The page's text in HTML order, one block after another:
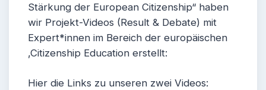
Stärkung der European Citizenship“ haben
wir Projekt-Videos (Result & Debate) mit
Expert*innen im Bereich der europäischen
‚Citizenship Education erstellt:
Hier die Links zu unseren zwei Videos: